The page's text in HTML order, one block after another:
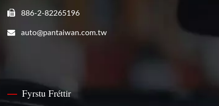
886-2-82265196
auto@pantaiwan.com.tw
Fyrstu Fréttir